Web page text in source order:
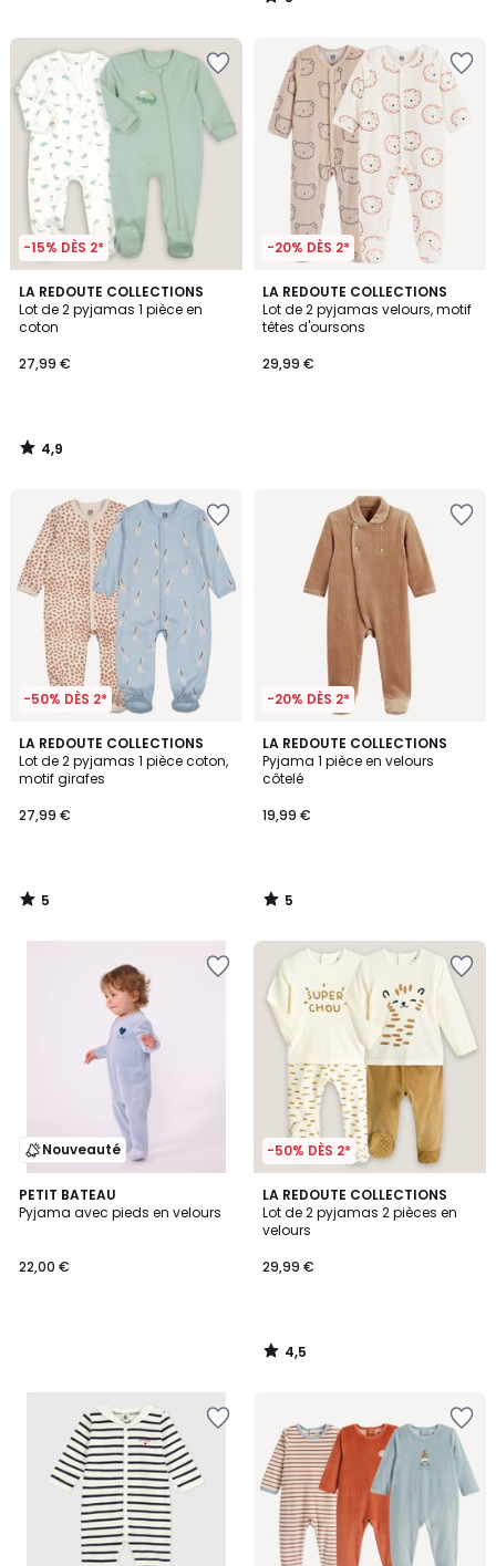
/
-15% DÈS 2*
LA REDOUTE COLLECTIONS
Lot de 2 pyjamas 1 pièce en
coton
27,99 €
4,9
/ 5
4,9
/
-20% DÈS 2*
LA REDOUTE COLLECTIONS
Lot de 2 pyjamas velours, motif
têtes d'oursons
29,99 €
-50% DÈS 2*
LA REDOUTE COLLECTIONS
Lot de 2 pyjamas 1 pièce coton,
motif girafes
27,99 €
5
/
5
5
/
-20% DÈS 2*
LA REDOUTE COLLECTIONS
Pyjama 1 pièce en velours
côtelé
19,99 €
5
/
5
5
/
Nouveauté
PETIT BATEAU
Pyjama avec pieds en velours
22,00 €
-50% DÈS 2*
LA REDOUTE COLLECTIONS
Lot de 2 pyjamas 2 pièces en
velours
29,99 €
4,5
/ 5
4,5
/